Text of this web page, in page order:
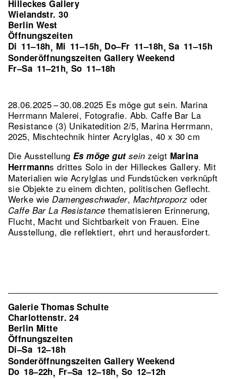
Hilleckes Gallery
Wielandstr. 30
Berlin West
Öffnungszeiten
Di 11–18h, Mi 11–15h, Do–Fr 11–18h,Sa 11–15h
Sonderöffnungszeiten Gallery Weekend
Fr–Sa 11–21h, So 11–18h
28.06.2025 – 30.08.2025 Es möge gut sein. Marina
Herrmann Malerei, Fotografie. Abb. Caffe Bar La
Resistance (3) Unikatedition 2/5, Marina Herrmann,
2025, Mischtechnik hinter Acrylglas, 40 x 30 cm
Die Ausstellung Es möge gutsein zeigt Marina
Herrmanns drittes Solo in der Hilleckes Gallery. Mit
Materialien wie Acrylglas und Fundstücken verknüpft
sie Objekte zu einem dichten, politischen Geflecht.
Werke wieDamengeschwader, Machtproporz oder
Caffe Bar La Resistance thematisieren Erinnerung,
Flucht, Macht und Sichtbarkeit von Frauen. Eine
Ausstellung, die reflektiert, ehrt und herausfordert.
Galerie Thomas Schulte
Charlottenstr. 24
Berlin Mitte
Öffnungszeiten
Di–Sa 12–18h
Sonderöffnungszeiten Gallery Weekend
Do 18–22h, Fr–Sa 12–18h, So 12–12h